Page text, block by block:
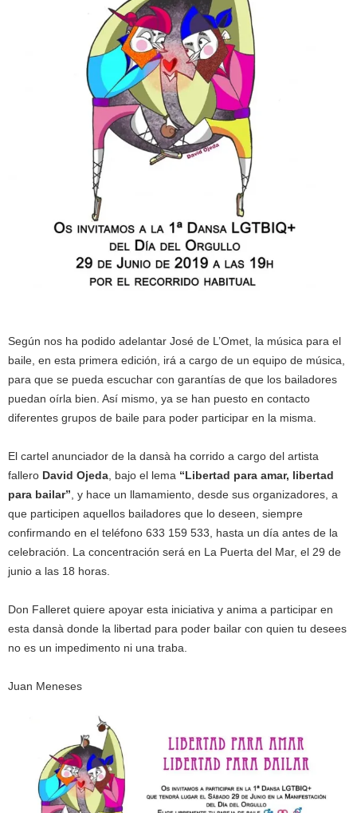
Según nos ha podido adelantar José de L’Omet, la música para el
baile, en esta primera edición, irá a cargo de un equipo de música,
para que se pueda escuchar con garantías de que los bailadores
puedan oírla bien. Así mismo, ya se han puesto en contacto
diferentes grupos de baile para poder participar en la misma.
El cartel anunciador de la dansà ha corrido a cargo del artista
fallero David Ojeda , bajo el lema “Libertad para amar, libertad
para bailar” , y hace un llamamiento, desde sus organizadores, a
que participen aquellos bailadores que lo deseen, siempre
confirmando en el teléfono 633 159 533, hasta un día antes de la
celebración. La concentración será en La Puerta del Mar, el 29 de
junio a las 18 horas.
Don Falleret quiere apoyar esta iniciativa y anima a participar en
esta dansà donde la libertad para poder bailar con quien tu desees
no es un impedimento ni una traba.
Juan Meneses